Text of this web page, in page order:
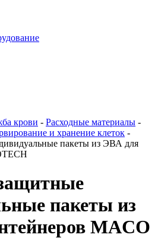
крови - Расходные материалы -
и хранение клеток -
пакеты из ЭВА для
пакеты из
MACO